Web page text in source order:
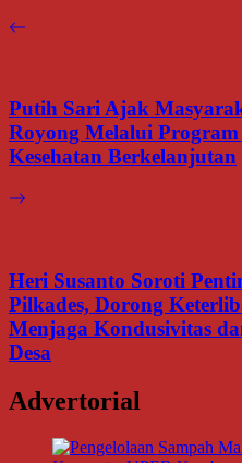
Putih Sari Ajak
Royong Melalui
Kesehatan Berkelanjutan
Heri Susanto Soroti
Pilkades, Dorong
Menjaga Kondusivitas
Desa
Advertorial